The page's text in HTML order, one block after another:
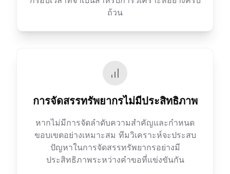
ถ้วน
การจัดสรรทรัพยากรไม่มีประสิทธิภาพ
หากไม่มีการจัดลำดับความสำคัญและกำหนด
ขอบเขตอย่างเหมาะสม ทีมวิเคราะห์จะประสบ
ปัญหาในการจัดสรรทรัพยากรอย่างมี
ประสิทธิภาพระหว่างคำขอที่แข่งขันกัน